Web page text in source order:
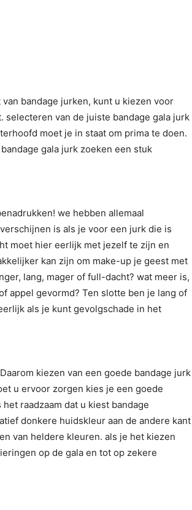
bandage jurken, kunt u kiezen voor
selecteren van de juiste bandage gala jurk
moet je in staat om prima te doen.
gala jurk zoeken een stuk
we hebben allemaal
is als je voor een jurk die is
moet hier eerlijk met jezelf te zijn en
kan zijn om make-up je geest met
lang, mager of full-dacht? wat meer is,
appel gevormd? Ten slotte ben je lang of
als je kunt gevolgschade in het
kiezen van een goede bandage jurk
u ervoor zorgen kies je een goede
raadzaam dat u kiest bandage
donkere huidskleur aan de andere kant
van heldere kleuren. als je het kiezen
op de gala en tot op zekere